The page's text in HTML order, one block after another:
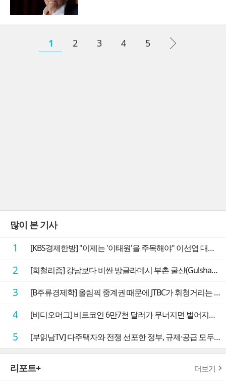
1 2 3 4 5
많이 본 기사
1 [KBS경제한방] "이제는 '이태원'을 주목해야" 이선엽 대표가 말하는 AI 시대 투자 성과를 가르는 지점들
2 [희철리즘] 강남보다 비싼 방글라데시 부촌 굴샨(Gulshan)의 극단적인 모습에 충격을 받다
3 [B주류경제학] 올림픽 중계권 때문에 JTBC가 휘청거리는 이유
4 [비디오머그] 비트코인 6만7천 달러가 무너지면 벌어지는 일
5 [부읽남TV] 다주택자와 전쟁 선포한 정부, 규제·공급 모두 실효성 의문
리포트+ 더보기